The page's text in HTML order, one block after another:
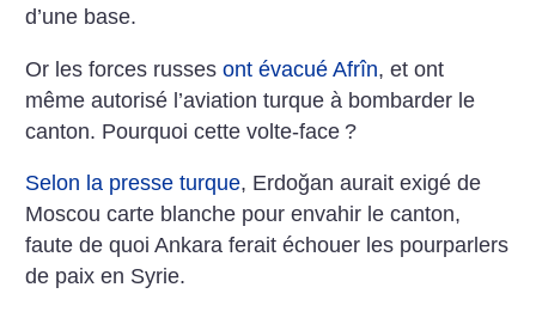
d’une base.
Or les forces russesont évacué Afrîn, et ont
même autorisé l’aviation turque à bombarder le
canton. Pourquoi cette volte-face ?
Selon la presse turque, Erdoğan aurait exigé de
Moscou carte blanche pour envahir le canton,
faute de quoi Ankara ferait échouer les pourparlers
de paix en Syrie.